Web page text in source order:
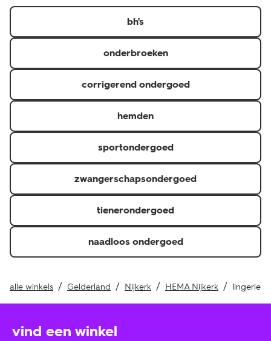
er in diverse kleuren, designs en verschillende maten.
bh's
onderbroeken
corrigerend ondergoed
hemden
sportondergoed
zwangerschapsondergoed
tienerondergoed
naadloos ondergoed
alle winkels Gelderland Nijkerk HEMA Nijkerk lingerie
vind een winkel